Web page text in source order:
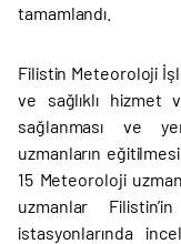
tamamlandı.
Filistin Meteoroloji
ve sağlıklı hizmet
sağlanması ve
uzmanların
15 Meteoroloji
uzmanlar
istasyonlarında